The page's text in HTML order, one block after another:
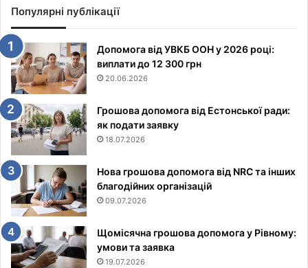
Популярні публікації
Допомога від УВКБ ООН у 2026 році:
виплати до 12 300 грн
20.06.2026
Грошова допомога від Естонської ради:
як подати заявку
18.07.2026
Нова грошова допомога від NRC та інших
благодійних організацій
09.07.2026
Щомісячна грошова допомога у Рівному:
умови та заявка
19.07.2026